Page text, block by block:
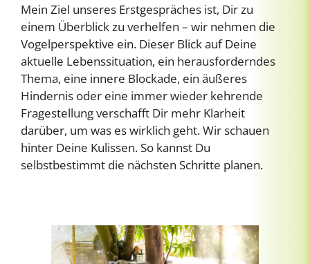
Mein Ziel unseres Erstgespräches ist, Dir zu
einem Überblick zu verhelfen – wir nehmen die
Vogelperspektive ein. Dieser Blick auf Deine
aktuelle Lebenssituation, ein herausforderndes
Thema, eine innere Blockade, ein äußeres
Hindernis oder eine immer wieder kehrende
Fragestellung verschafft Dir mehr Klarheit
darüber, um was es wirklich geht. Wir schauen
hinter Deine Kulissen. So kannst Du
selbstbestimmt die nächsten Schritte planen.